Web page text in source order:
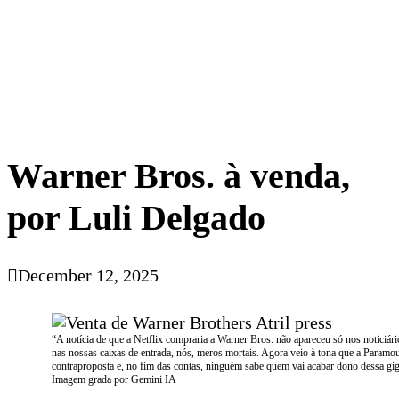
Warner Bros. à venda,
por Luli Delgado
December 12, 2025
“A notícia de que a Netflix compraria a Warner Bros. não apareceu só nos
nas nossas caixas de entrada, nós, meros mortais. Agora veio à tona que a
contraproposta e, no fim das contas, ninguém sabe quem vai acabar dono dessa
Imagem grada por Gemini IA